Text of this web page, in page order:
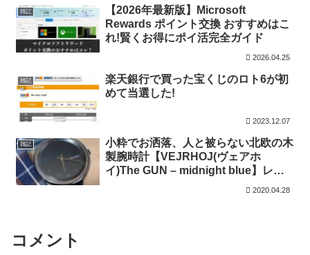
雑記
【2026年最新版】Microsoft
Rewards ポイント交換 おすすめはこ
れ!賢くお得にポイ活完全ガイド
2026.04.25
雑記
楽天銀行で買った宝くじのロト6が初
めて当選した!
2023.12.07
雑記
小粋でお洒落、人と被らない北欧の木
製腕時計【VEJRHOJ(ヴェアホ
イ)The GUN – midnight blue】レビ
2020.04.28
コメント